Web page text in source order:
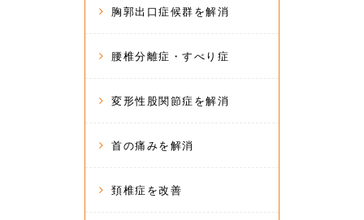
胸郭出口症候群を解消
腰椎分離症・すべり症
変形性股関節症を解消
首の痛みを解消
頚椎症を改善